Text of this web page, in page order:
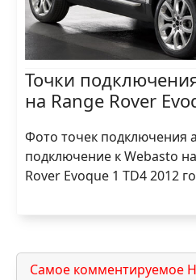
Точки
на Range Rover
Фото точек подключения
подключение к Webasto
Rover Evoque 1 TD4 2012
Самое комментируемое